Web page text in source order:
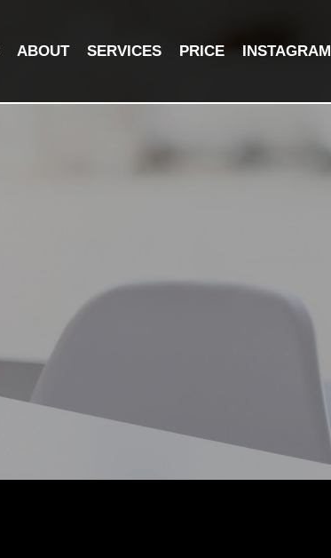
ABOUT SERVICES PRICE INSTAGRAM